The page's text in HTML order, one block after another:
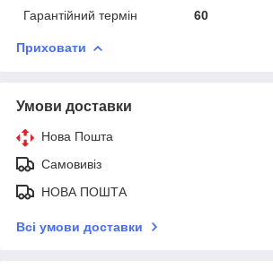
Гарантійний термін
60
Приховати
Умови доставки
Нова Пошта
Самовивіз
НОВА ПОШТА
Всі умови доставки